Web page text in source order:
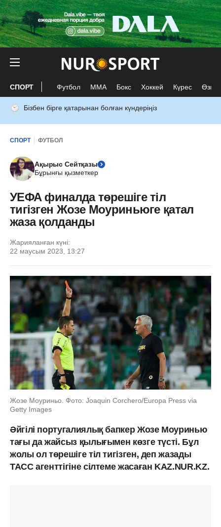
СПОРТ Футбол ММА Бокс Хоккей Күрес Өзге
Бізбен бірге қатарынан болған күндеріңіз
СПОРТ ФУТБОЛ
Ақырыс Сейтқазы
Бұрынғы қызметкер
УЕФА финалда төрешіге тіл
тигізген Жозе Моуриньюге қатал
жаза қолданды
Жарияланған күні:
22 маусым 2023, 13:27
Жозе Моуриньо. Фото: Joaquin Corchero/Europa Press via
Getty Images
Әйгілі португалиялық бапкер Жозе Моуринью
тағы да жайсыз қылығымен көзге түсті. Бұл
жолы ол төрешіге тіл тигізген, деп жазады
ТАСС агенттігіне сілтеме жасаған KAZ.NUR.KZ.